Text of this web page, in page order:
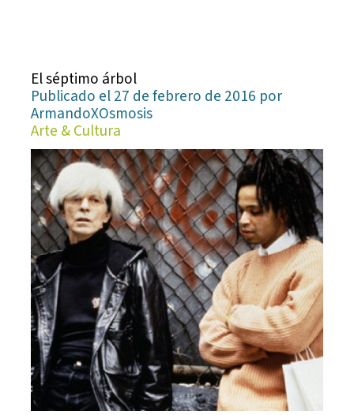
El séptimo árbol
Publicado el 27 de febrero de 2016 por
ArmandoXOsmosis
Arte & Cultura